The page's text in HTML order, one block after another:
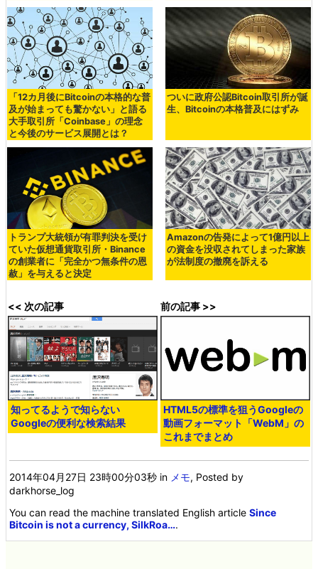
「12カ月後にBitcoinの本格的な普
及が始まっても驚かない」と語る
大手取引所「Coinbase」の理念
と今後のサービス展開とは？
ついに政府公認Bitcoin取引所が誕
生、Bitcoinの本格普及にはずみ
トランプ大統領が有罪判決を受け
ていた仮想通貨取引所・Binance
の創業者に「完全かつ無条件の恩
赦」を与えると決定
Amazonの告発によって1億円以上
の資金を没収されてしまった家族
が法制度の撤廃を訴える
<< 次の記事
知ってるようで知らない
Googleの便利な検索結果
前の記事 >>
HTML5の標準を狙うGoogleの
動画フォーマット「WebM」の
これまでまとめ
2014年04月27日 23時00分03秒 in メモ, Posted by
darkhorse_log
You can read the machine translated English articleSince
Bitcoin is not a currency, SilkRoa….